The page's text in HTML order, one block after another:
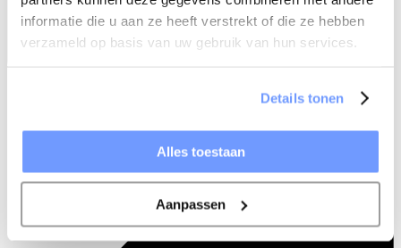
informatie die u aan ze heeft verstrekt of die ze hebben
verzameld op basis van uw gebruik van hun services.
Details tonen
Alles toestaan
Aanpassen